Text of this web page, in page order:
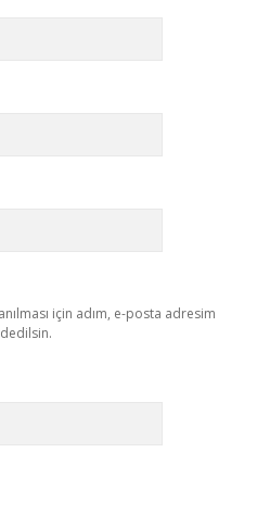
için adım, e-posta adresim